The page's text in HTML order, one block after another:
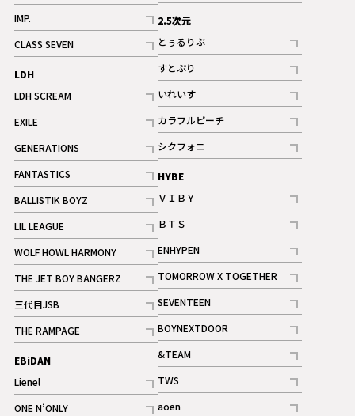
記事
IMP.
記事
CLASS SEVEN
記事
LDH
LDH SCREAM
記事
EXILE
記事
GENERATIONS
記事
FANTASTICS
記事
BALLISTIK BOYZ
記事
LIL LEAGUE
記事
WOLF HOWL HARMONY
記事
THE JET BOY BANGERZ
記事
三代目JSB
記事
THE RAMPAGE
記事
ギャラリー
EBiDAN
Lienel
記事
ONE N’ONLY
記事
2.5次元
とぅるりぶ
記事
すとぷり
記事
ギャラリー
いれいす
記事
ギャラリー
カラフルピーチ
記事
シクフォニ
記事
HYBE
ＶＩＢＹ
記事
ＢＴＳ
記事
ENHYPEN
記事
TOMORROW X TOGETHER
記事
ギャラリー
SEVENTEEN
記事
BOYNEXTDOOR
記事
&TEAM
記事
TWS
記事
aoen